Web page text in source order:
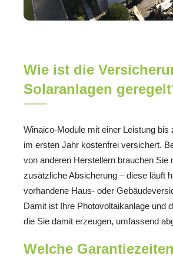
Wie ist die
Solaranlagen
Winaico-Module mit einer Leistung bis
im ersten Jahr kostenfrei versichert.
von anderen Herstellern brauchen Sie
zusätzliche Absicherung – diese läuft
vorhandene Haus- oder
Damit ist Ihre Photovoltaikanlage und
die Sie damit erzeugen, umfassend
Welche